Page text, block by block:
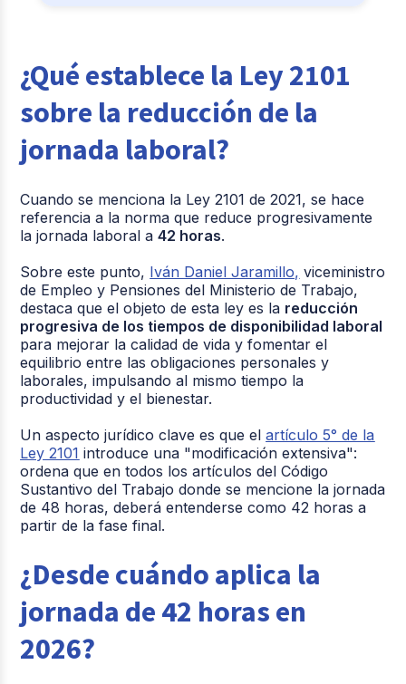
¿Qué establece la Ley 2101
sobre la reducción de la
jornada laboral?
Cuando se menciona la Ley 2101 de 2021, se hace
referencia a la norma que reduce progresivamente
la jornada laboral a42 horas.
Sobre este punto, Iván Daniel Jaramillo, viceministro
de Empleo y Pensiones del Ministerio de Trabajo,
destaca que el objeto de esta ley es la reducción
progresiva de los tiempos de disponibilidad laboral
para mejorar la calidad de vida y fomentar el
equilibrio entre las obligaciones personales y
laborales, impulsando al mismo tiempo la
productividad y el bienestar.
Un aspecto jurídico clave es que elartículo 5° de la
Ley 2101 introduce una "modificación extensiva":
ordena que en todos los artículos del Código
Sustantivo del Trabajo donde se mencione la jornada
de 48 horas, deberá entenderse como 42 horas a
partir de la fase final.
¿Desde cuándo aplica la
jornada de 42 horas en
2026?